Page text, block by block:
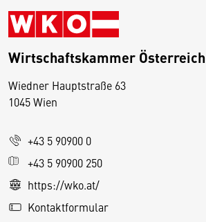
Wirtschaftskammer Österreich
Wiedner Hauptstraße 63
1045 Wien
+43 5 90900 0
+43 5 90900 250
https://wko.at/
Kontaktformular
D
s
e
S
e